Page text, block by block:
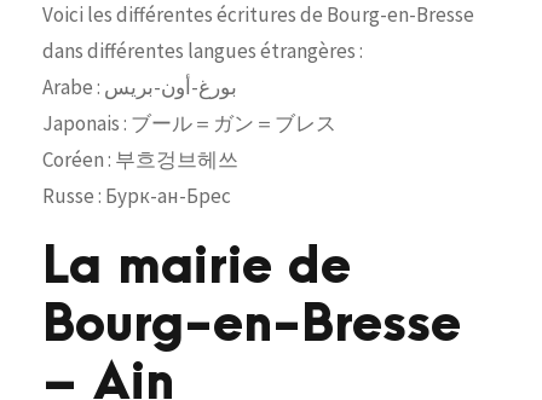
Voici les différentes écritures de Bourg-en-Bresse
dans différentes langues étrangères :
Arabe : بورغ-أون-بريس
Japonais : ブール＝ガン＝ブレス
Coréen : 부흐겅브헤쓰
Russe : Бурк-ан-Брес
La mairie de
Bourg-en-Bresse
– Ain